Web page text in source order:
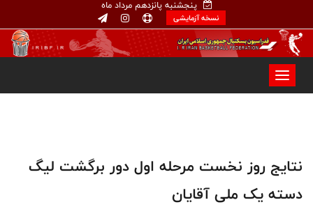
پنجشنبه پانزدهم مرداد ماه
نسخه آزمایشی
نتایج روز نخست مرحله اول دور برگشت لیگ
دسته یک ملی آقایان